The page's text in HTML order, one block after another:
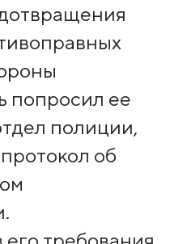
попросил ее
полиции,
об